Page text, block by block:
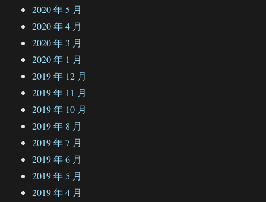
2020 年 5 月
2020 年 4 月
2020 年 3 月
2020 年 1 月
2019 年 12 月
2019 年 11 月
2019 年 10 月
2019 年 8 月
2019 年 7 月
2019 年 6 月
2019 年 5 月
2019 年 4 月